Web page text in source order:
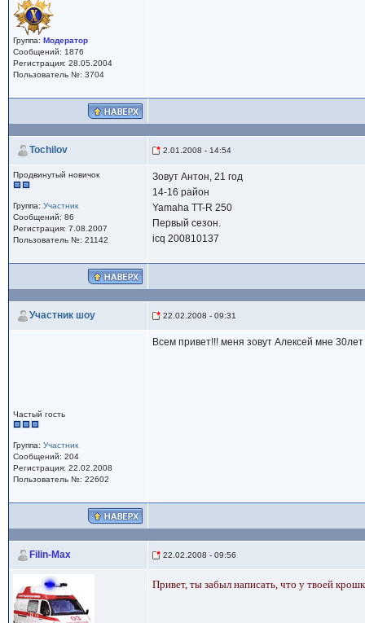
Группа: Модератор
Сообщений: 1876
Регистрация: 28.05.2004
Пользователь №: 3704
Tochilov 2.01.2008 - 14:54
Продвинутый новичок
Группа: Участник
Сообщений: 86
Регистрация: 7.08.2007
Пользователь №: 21142
Зовут Антон, 21 год
14-16 район
Yamaha TT-R 250
Первый сезон.
icq 200810137
Участник шоу 22.02.2008 - 09:31
Частый гость
Группа: Участник
Сообщений: 204
Регистрация: 22.02.2008
Пользователь №: 22602
Всем привет!!! меня зовут Алексей мне
Filin-Max 22.02.2008 - 09:56
Привет, ты забыл написать, что у твоей